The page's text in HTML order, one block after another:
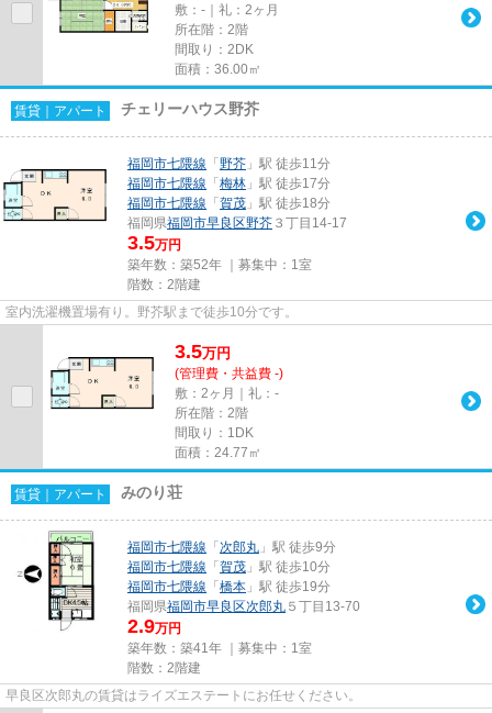
敷：-｜礼：2ヶ月
所在階：2階
間取り：2DK
面積：36.00㎡
賃貸｜アパート チェリーハウス野芥
福岡市七隈線 「 野芥 」駅 徒歩11分
福岡市七隈線 「 梅林 」駅 徒歩17分
福岡市七隈線 「 賀茂 」駅 徒歩18分
福岡県福岡市早良区野芥 ３丁目14-17
3.5万円
築年数：築52年 ｜募集中： 1室
階数：2階建
室内洗濯機置場有り。野芥駅まで徒歩10分です。
3.5万円
(管理費・共益費 -)
敷：2ヶ月｜礼：-
所在階：2階
間取り：1DK
面積：24.77㎡
賃貸｜アパート みのり荘
福岡市七隈線 「 次郎丸 」駅 徒歩9分
福岡市七隈線 「 賀茂 」駅 徒歩10分
福岡市七隈線 「 橋本 」駅 徒歩19分
福岡県福岡市早良区次郎丸 ５丁目13-70
2.9万円
築年数：築41年 ｜募集中： 1室
階数：2階建
早良区次郎丸の賃貸はライズエステートにお任せください。